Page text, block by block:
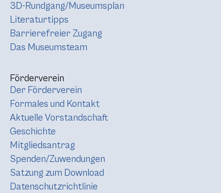
3D-Rundgang/Museumsplan
Literaturtipps
Barrierefreier Zugang
Das Museumsteam
Förderverein
Der Förderverein
Formales und Kontakt
Aktuelle Vorstandschaft
Geschichte
Mitgliedsantrag
Spenden/Zuwendungen
Satzung zum Download
Datenschutzrichtlinie